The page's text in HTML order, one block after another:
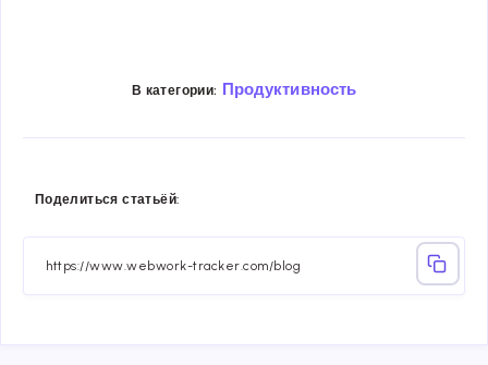
В категории: Продуктивность
Поделиться статьёй:
Email